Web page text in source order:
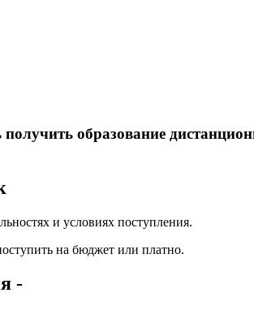
образование
и условиях поступления.
на бюджет или платно.
-